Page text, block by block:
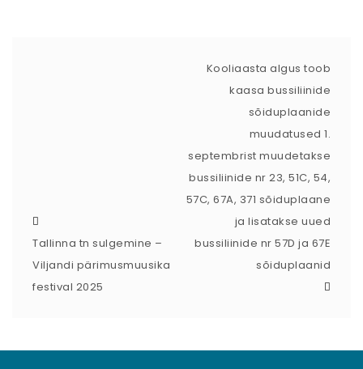
Tallinna tn sulgemine –
Viljandi pärimusmuusika
festival 2025
Kooliaasta algus toob
kaasa bussiliinide
sõiduplaanide
muudatused 1.
septembrist muudetakse
bussiliinide nr 23, 51C, 54,
57C, 67A, 371 sõiduplaane
ja lisatakse uued
bussiliinide nr 57D ja 67E
sõiduplaanid